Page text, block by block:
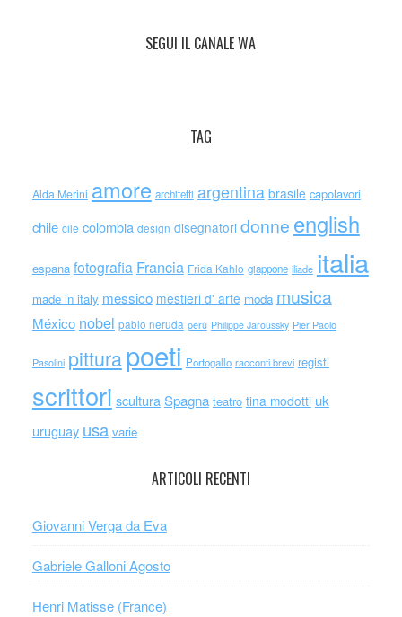
SEGUI IL CANALE WA
TAG
Alda Merini amore architetti argentina brasile capolavori
chile cile colombia design disegnatori donne english
espana fotografia Francia Frida Kahlo giappone iliade italia
made in italy messico mestieri d' arte moda musica
México nobel pablo neruda perù Philippe Jaroussky Pier Paolo
Pasolini pitturapoeti Portogallo racconti brevi registi
scrittori scultura Spagna teatro tina modotti uk
uruguay usa varie
ARTICOLI RECENTI
Giovanni Verga da Eva
Gabriele Galloni Agosto
Henri Matisse (France)